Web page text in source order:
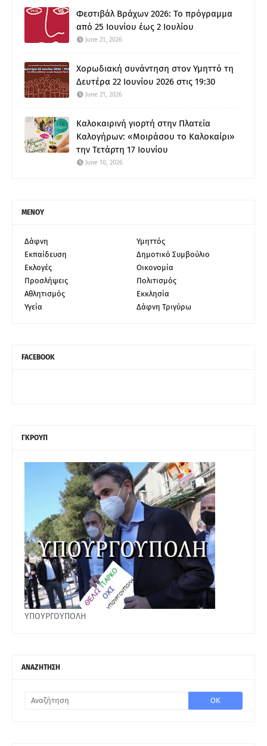
Φεστιβάλ Βράχων 2026: Το πρόγραμμα
από 25 Ιουνίου έως 2 Ιουλίου
June 21, 2026
Χορωδιακή συνάντηση στον Υμηττό τη
Δευτέρα 22 Ιουνίου 2026 στις 19:30
June 21, 2026
Καλοκαιρινή γιορτή στην Πλατεία
Καλογήρων: «Μοιράσου το Καλοκαίρι»
την Τετάρτη 17 Ιουνίου
June 10, 2026
ΜΕΝΟΥ
Δάφνη
Υμηττός
Εκπαίδευση
Δημοτικό Συμβούλιο
Εκλογές
Οικονομία
Προσλήψεις
Πολιτισμός
Αθλητισμός
Εκκλησία
Υγεία
Δάφνη Τριγύρω
FACEBOOK
ΓΚΡΟΥΠ
ΥΠΟΥΡΓΟΥΠΟΛΗ
ΑΝΑΖΗΤΗΣΗ